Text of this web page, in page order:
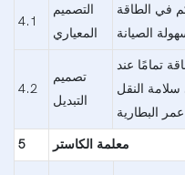
4.1
التصميم
المعياري
في الطاقة
الصيانة
4.2
تصميم
التبديل
تمامًا عند
النقل
البطارية
5 معلمة الكاستر